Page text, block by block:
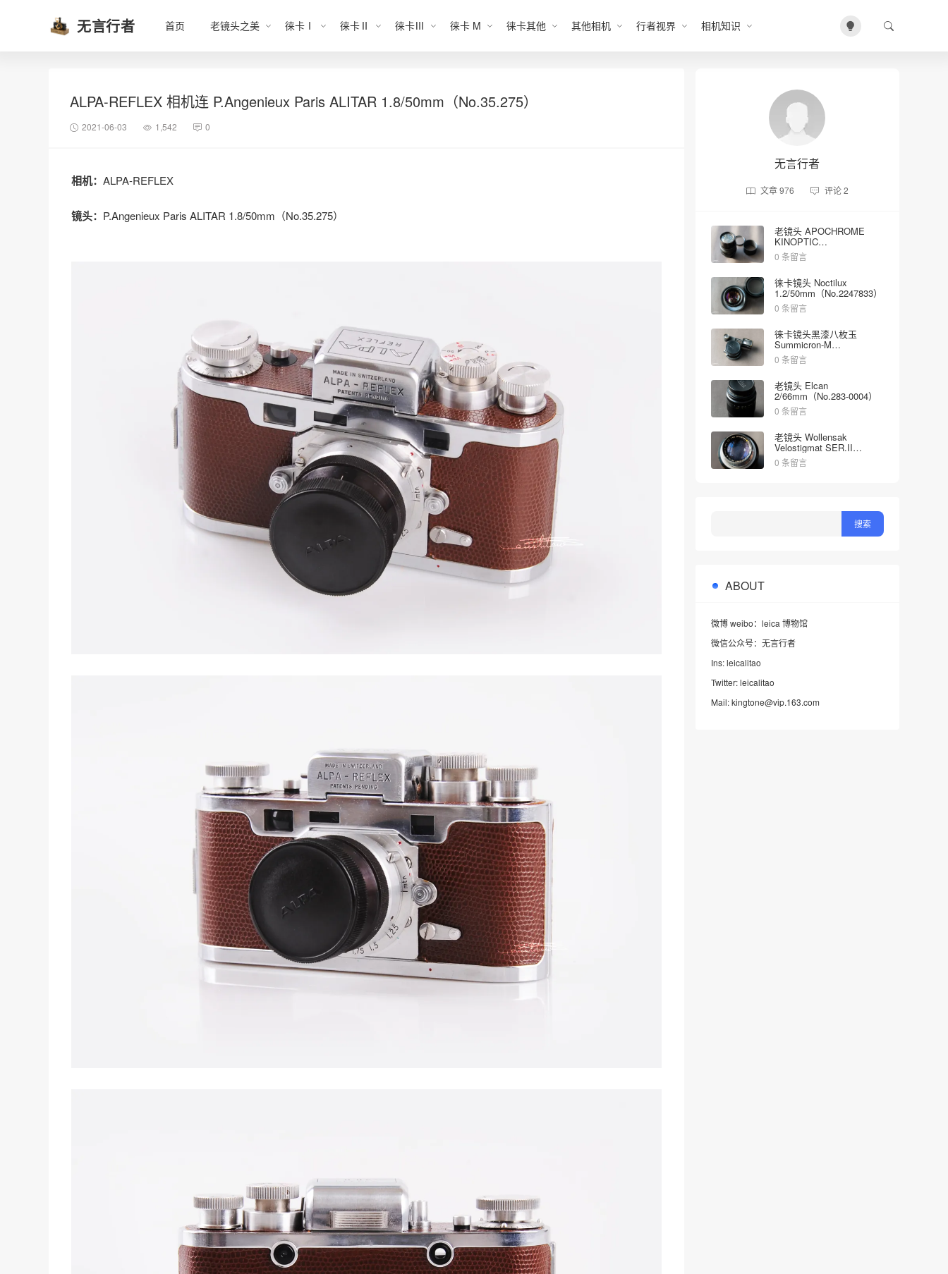
无言行者 首页 老镜头之美 徕卡Ⅰ 徕卡Ⅱ 徕卡Ⅲ 徕卡 M 徕卡其他 其他相机 行者视界 相机知识
ALPA-REFLEX 相机连 P.Angenieux Paris ALITAR 1.8/50mm（No.35.275）
2021-06-03 1,542 0
相机： ALPA-REFLEX
镜头： P.Angenieux Paris ALITAR 1.8/50mm（No.35.275）
无言行者
文章976 评论2
老镜头 APOCHROME
KINOPTIC
2/100mm（No.5023）
0 条留言
徕卡镜头 Noctilux
1.2/50mm（No.2247833）
0 条留言
徕卡镜头黑漆八枚玉
Summicron-M
2/35mm（No.1998613）
0 条留言
老镜头 Elcan
2/66mm（No.283-0004）
0 条留言
老镜头 Wollensak
Velostigmat SER.II
4.5/127mm（No.452349）
0 条留言
ABOUT
微博 weibo：leica 博物馆
微信公众号：无言行者
Ins: leicalitao
Twitter: leicalitao
Mail: kingtone@vip.163.com